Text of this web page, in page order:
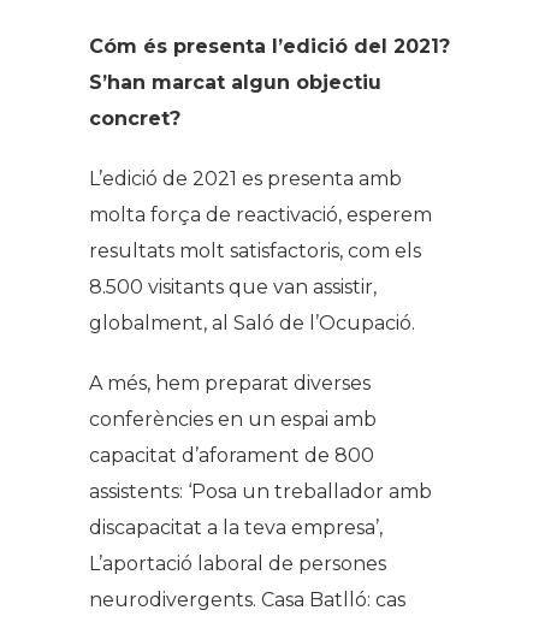
Cóm és presenta l’edició del 2021?
S’han marcat algun objectiu
concret?
L’edició de 2021 es presenta amb
molta força de reactivació, esperem
resultats molt satisfactoris, com els
8.500 visitants que van assistir,
globalment, al Saló de l’Ocupació.
A més, hem preparat diverses
conferències en un espai amb
capacitat d’aforament de 800
assistents: ‘Posa un treballador amb
discapacitat a la teva empresa’,
L’aportació laboral de persones
neurodivergents. Casa Batlló: cas